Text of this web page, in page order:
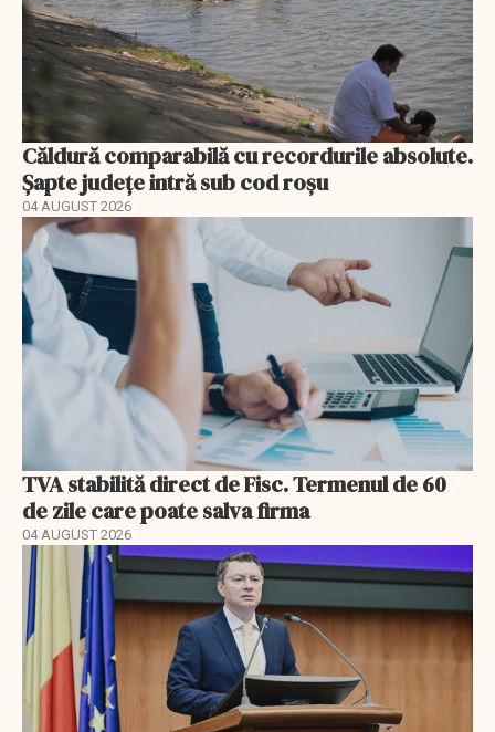
Căldură comparabilă cu recordurile absolute.
Șapte județe intră sub cod roșu
04 AUGUST 2026
TVA stabilită direct de Fisc. Termenul de 60
de zile care poate salva firma
04 AUGUST 2026